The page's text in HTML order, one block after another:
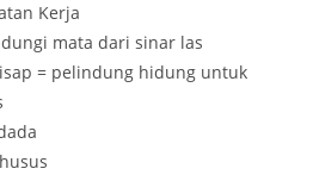
Kerja
mata dari sinar las
= pelindung hidung untuk